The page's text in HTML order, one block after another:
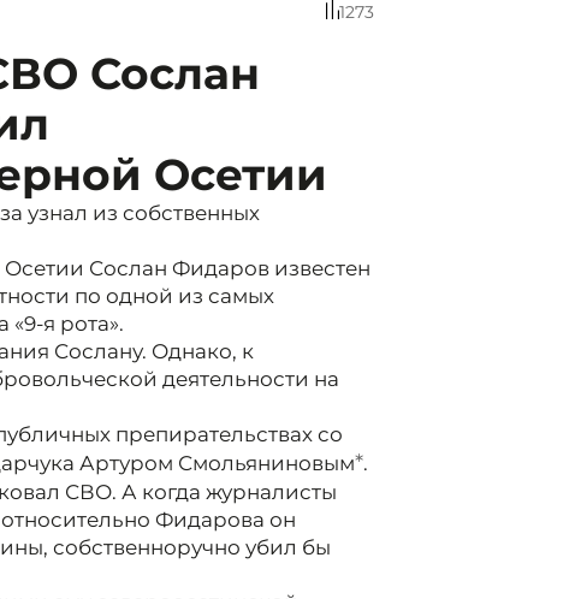
1273
Сослан
Осетии
узнал из собственных
Сослан Фидаров известен
по одной из самых
я рота».
Сослану. Однако, к
деятельности на
препирательствах со
Артуром Смольяниновым*.
СВО. А когда журналисты
Фидарова он
собственноручно убил бы